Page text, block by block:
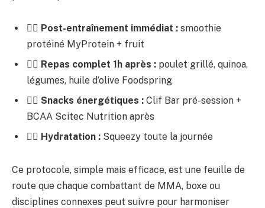
🏋️‍♂️ Post-entraînement immédiat : smoothie
protéiné MyProtein + fruit
🏋️‍♂️ Repas complet 1h après : poulet grillé, quinoa,
légumes, huile d’olive Foodspring
🏋️‍♂️ Snacks énergétiques : Clif Bar pré-session +
BCAA Scitec Nutrition après
🏋️‍♂️ Hydratation : Squeezy toute la journée
Ce protocole, simple mais efficace, est une feuille de
route que chaque combattant de MMA, boxe ou
disciplines connexes peut suivre pour harmoniser